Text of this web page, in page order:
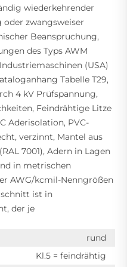
wiederkehrender
zwangsweiser
Beanspruchung,
des Typs AWM
(USA)
Tabelle T29,
4 kV Prüfspannung,
Feindrähtige Litze
Aderisolation, PVC-
verzinnt, Mantel aus
7001), Adern in Lagen
in metrischen
AWG/kcmil-Nenngrößen
ist in
der je
rund
Kl.5 = feindrähtig